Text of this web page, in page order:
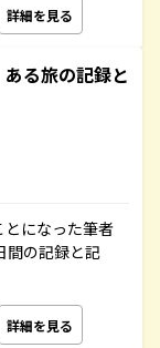
詳細を見る
る旅の記録と
になった筆者
間の記録と記
詳細を見る